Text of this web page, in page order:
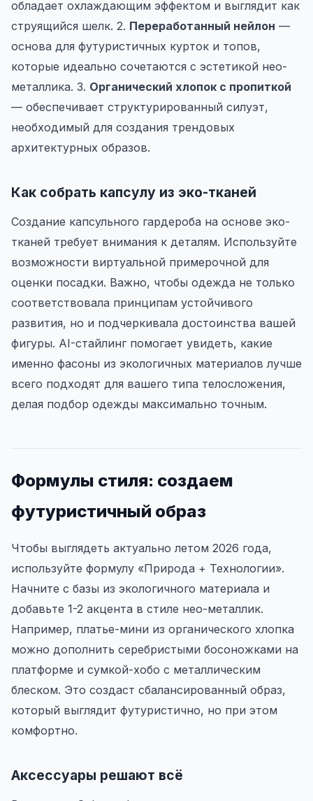
обладает охлаждающим эффектом и выглядит как
струящийся шелк. 2. Переработанный нейлон —
основа для футуристичных курток и топов,
которые идеально сочетаются с эстетикой нео-
металлика. 3. Органический хлопок с пропиткой
— обеспечивает структурированный силуэт,
необходимый для создания трендовых
архитектурных образов.
Как собрать капсулу из эко-тканей
Создание капсульного гардероба на основе эко-
тканей требует внимания к деталям. Используйте
возможности виртуальной примерочной для
оценки посадки. Важно, чтобы одежда не только
соответствовала принципам устойчивого
развития, но и подчеркивала достоинства вашей
фигуры. AI-стайлинг помогает увидеть, какие
именно фасоны из экологичных материалов лучше
всего подходят для вашего типа телосложения,
делая подбор одежды максимально точным.
Формулы стиля: создаем
футуристичный образ
Чтобы выглядеть актуально летом 2026 года,
используйте формулу «Природа + Технологии».
Начните с базы из экологичного материала и
добавьте 1-2 акцента в стиле нео-металлик.
Например, платье-мини из органического хлопка
можно дополнить серебристыми босоножками на
платформе и сумкой-хобо с металлическим
блеском. Это создаст сбалансированный образ,
который выглядит футуристично, но при этом
комфортно.
Аксессуары решают всё